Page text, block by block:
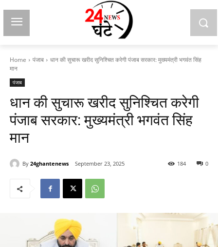
Home पंजाब
धान की सुचारू खरीद सुनिश्चित करेगी पंजाब सरकार: मुख्यमंत्री भगवंत सिंह
मान
पंजाब
धान की सुचारू खरीद सुनिश्चित करेगी
पंजाब सरकार: मुख्यमंत्री भगवंत सिंह
मान
By 24ghantenews September 23, 2025 0
184